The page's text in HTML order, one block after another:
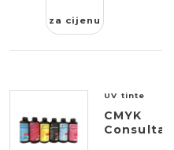
za cijenu
UV tinte
CMYK